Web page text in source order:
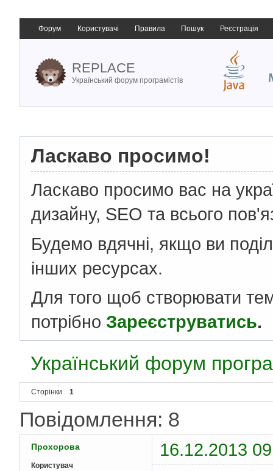
Форум Користувачі Правила Пошук Реєстрація
REPLACE
Український форум програмістів
Ласкаво просимо!
Ласкаво просимо вас на
дизайну, SEO та всього
Будемо вдячні, якщо ви
інших ресурсах.
Для того щоб створювати
потрібно Зареєструватись.
Український форум
Сторінки 1
Повідомлення: 8
Прохорова 16.12.2013
Користувач